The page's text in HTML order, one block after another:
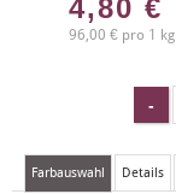
4,80 €
96,00 € pro 1 kg
Farbauswahl Details